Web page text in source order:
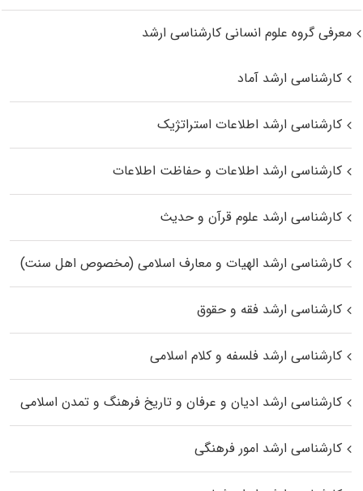
معرفی گروه علوم انسانی کارشناسی ارشد
کارشناسی ارشد آماد
کارشناسی ارشد اطلاعات استراتژیک
کارشناسی ارشد اطلاعات و حفاظت اطلاعات
کارشناسی ارشد علوم قرآن و حدیث
کارشناسی ارشد الهیات و معارف اسلامی (مخصوص اهل سنت)
کارشناسی ارشد فقه و حقوق
کارشناسی ارشد فلسفه و کلام اسلامی
کارشناسی ارشد ادیان و عرفان و تاریخ فرهنگ و تمدن اسلامی
کارشناسی ارشد امور فرهنگی